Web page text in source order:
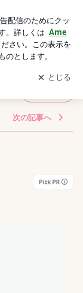
け取りまし
開く
次の記事へ